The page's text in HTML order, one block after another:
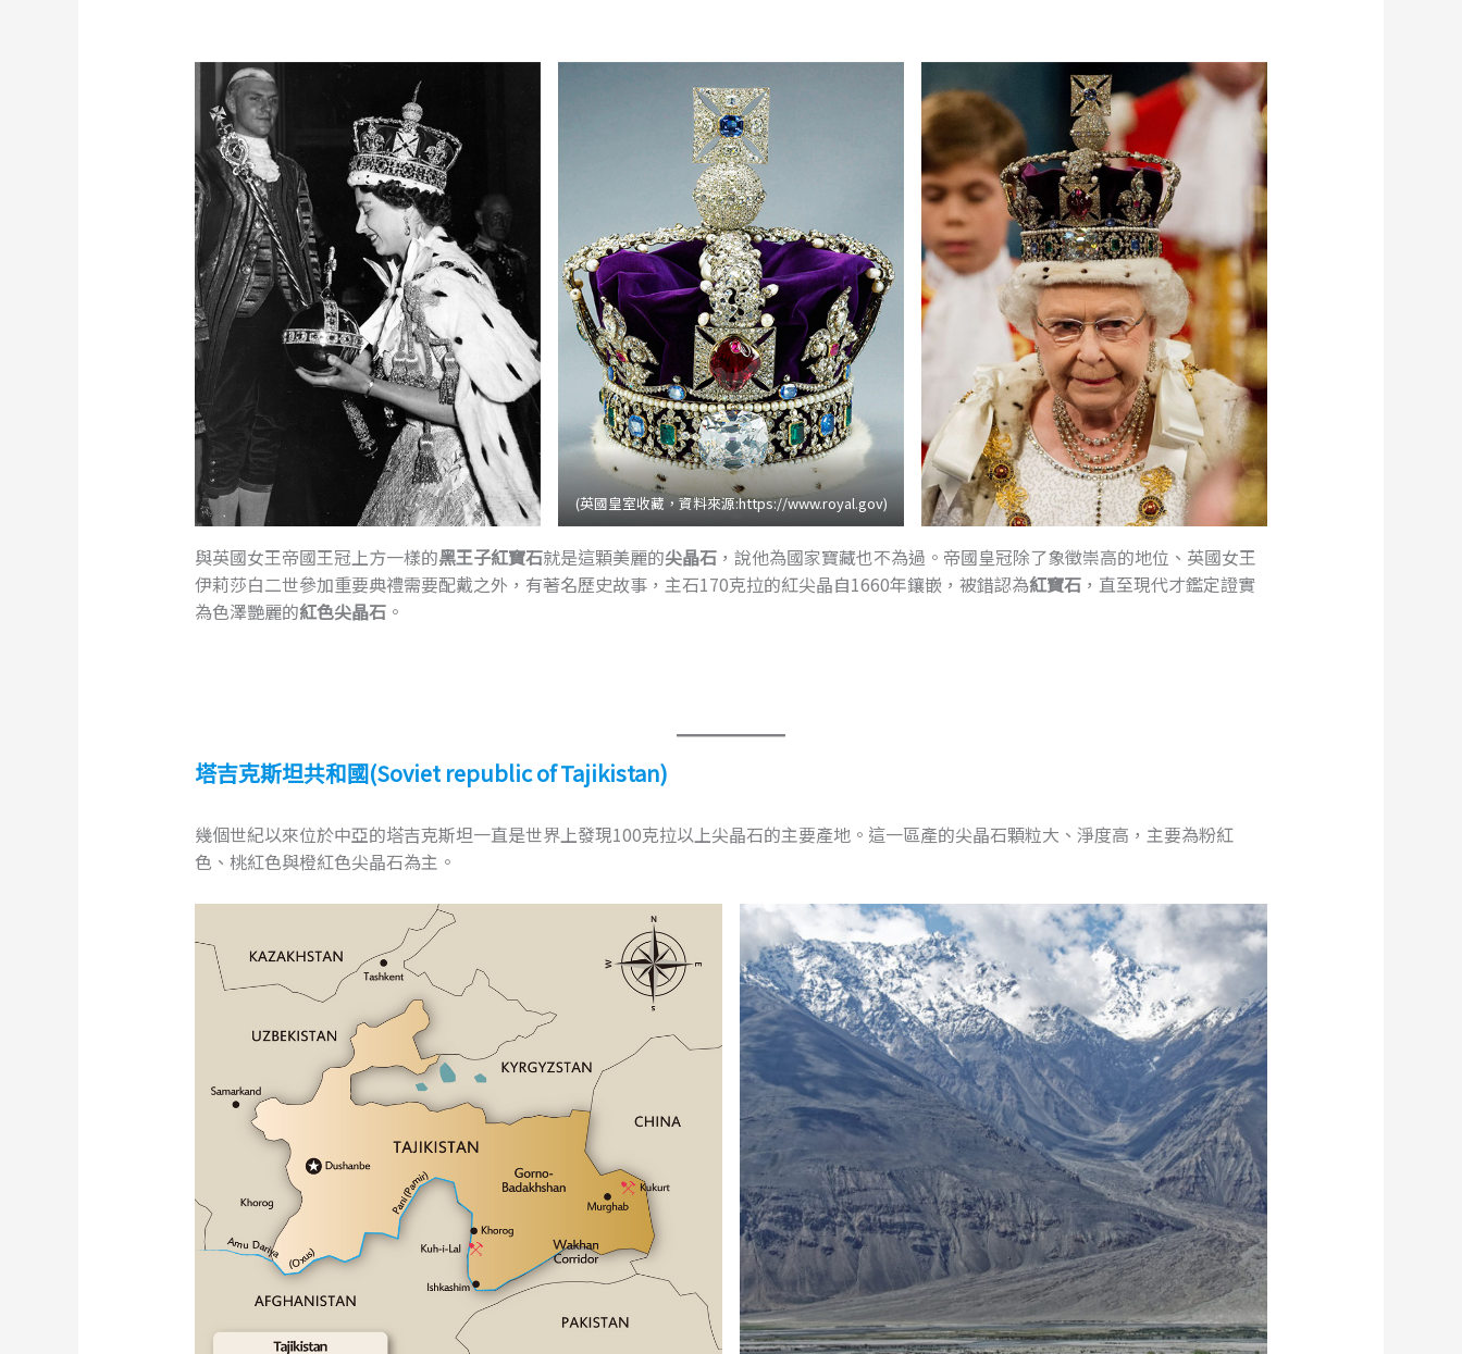
(英國皇室收藏，資料來源:https://www.royal.gov)
與英國女王帝國王冠上方一樣的黑王子紅寶石就是這顆美麗的尖晶石，說他為國家寶藏也不為過。帝國皇冠除了象徵崇高的地位、英國女王
伊莉莎白二世參加重要典禮需要配戴之外，有著名歷史故事，主石170克拉的紅尖晶自1660年鑲嵌，被錯認為紅寶石，直至現代才鑑定證實
為色澤艷麗的紅色尖晶石。
塔吉克斯坦共和國(Soviet republic of Tajikistan)
幾個世紀以來位於中亞的塔吉克斯坦一直是世界上發現100克拉以上尖晶石的主要產地。這一區產的尖晶石顆粒大、淨度高，主要為粉紅
色、桃紅色與橙紅色尖晶石為主。